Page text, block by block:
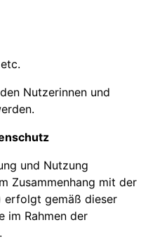
Nutzerinnen und
und Nutzung
Zusammenhang mit der
erfolgt gemäß dieser
im Rahmen der